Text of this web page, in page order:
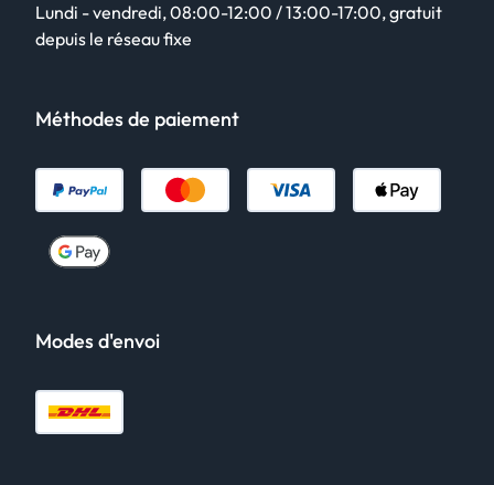
Lundi - vendredi, 08:00-12:00 / 13:00-17:00, gratuit
depuis le réseau fixe
Méthodes de paiement
Modes d'envoi